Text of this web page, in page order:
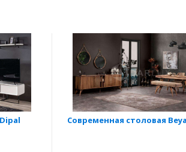
Современная столовая